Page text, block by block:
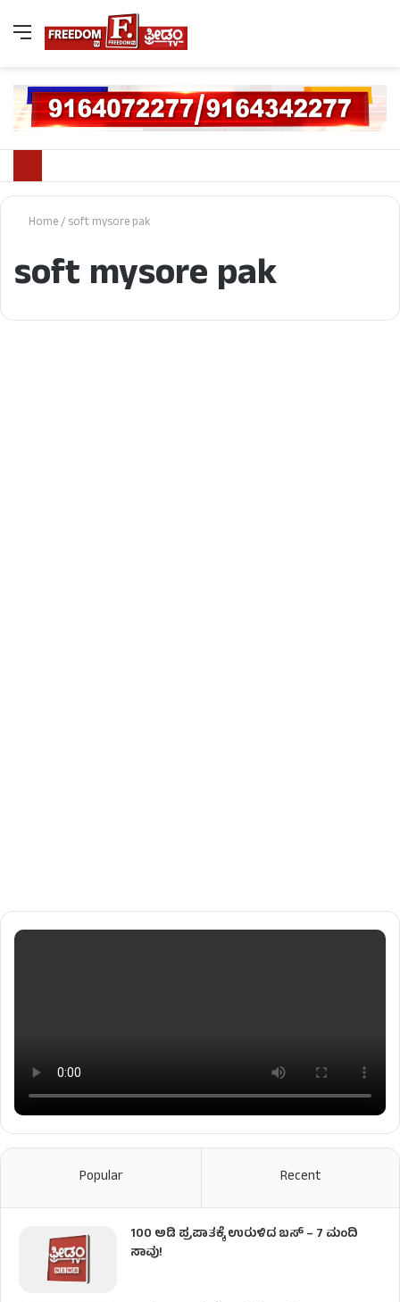
Home/soft mysore pak
soft mysore pak
Popular Recent
100 ಅಡಿ ಪ್ರಪಾತಕ್ಕೆ ಉರುಳಿದ ಬಸ್‌ – 7 ಮಂದಿ
ಸಾವು!